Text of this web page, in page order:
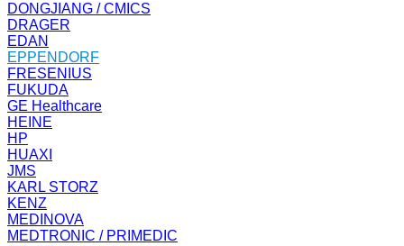
DONGJIANG / CMICS
DRAGER
EDAN
EPPENDORF
FRESENIUS
FUKUDA
GE Healthcare
HEINE
HP
HUAXI
JMS
KARL STORZ
KENZ
MEDINOVA
MEDTRONIC / PRIMEDIC